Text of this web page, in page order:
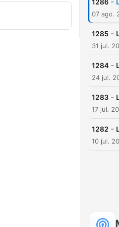
1286
07 ago.
1285 -
31 jul.
1284 -
24 jul.
1283 -
17 jul.
1282 -
10 jul.